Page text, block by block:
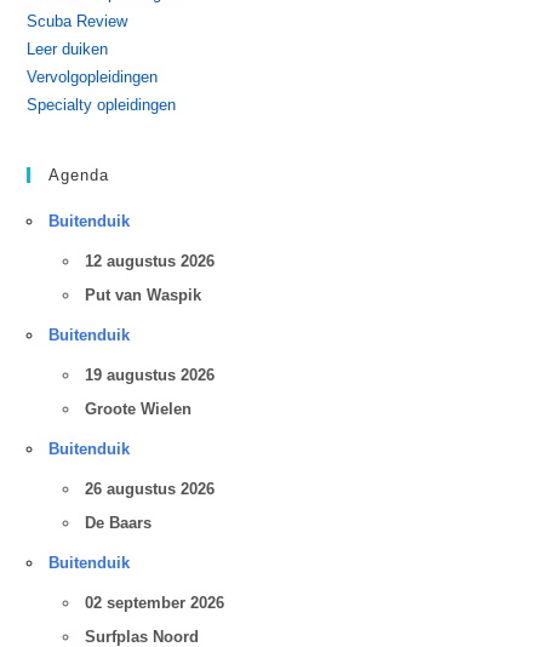
Scuba Review
Leer duiken
Vervolgopleidingen
Specialty opleidingen
Agenda
Buitenduik
12 augustus 2026
Put van Waspik
Buitenduik
19 augustus 2026
Groote Wielen
Buitenduik
26 augustus 2026
De Baars
Buitenduik
02 september 2026
Surfplas Noord